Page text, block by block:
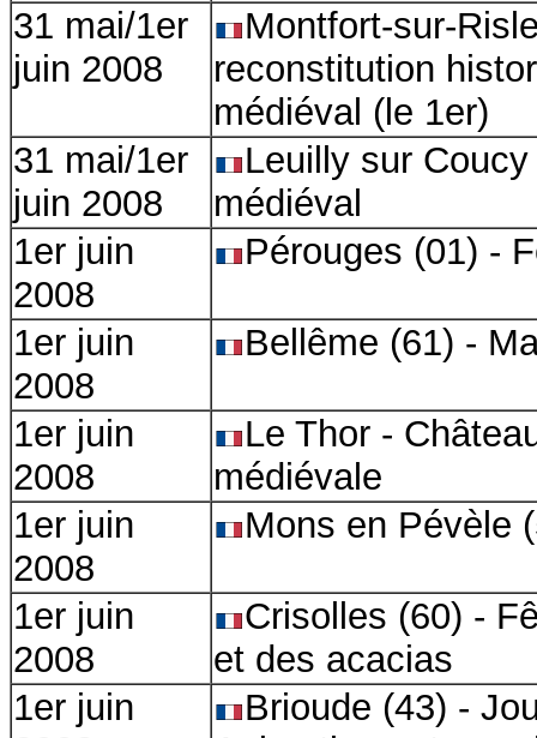
31 mai/1er
juin 2008
Montfort-sur-
reconstitution
médiéval (le 1er)
31 mai/1er
juin 2008
Leuilly sur
médiéval
1er juin
2008
Pérouges (01) -
1er juin
2008
Bellême (61) -
1er juin
2008
Le Thor -
médiévale
1er juin
2008
Mons en Pévèle
1er juin
2008
Crisolles (60) -
et des acacias
1er juin
Brioude (43) -